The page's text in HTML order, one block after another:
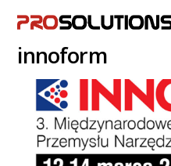
innoform